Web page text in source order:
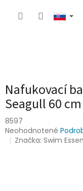
Nafukovací
Seagull 60 cm
8597
Priemerné
hodnotenie
Neohodnotené
Značka:Swim